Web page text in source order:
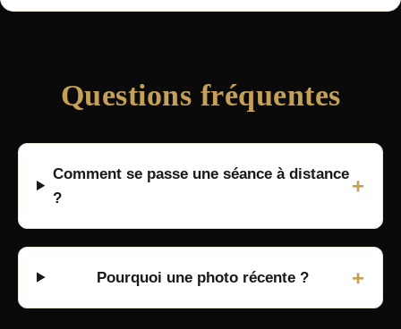
Questions fréquentes
Comment se passe une séance à distance
?
+
Pourquoi une photo récente ? +